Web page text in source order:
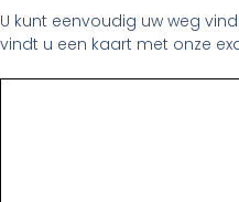
U kunt eenvoudig uw weg
vindt u een kaart met onze